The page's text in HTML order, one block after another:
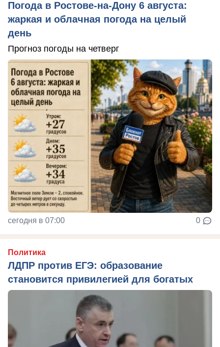
Погода в Ростове-на-Дону 6 августа:
жаркая и облачная погода на целый
день
Прогноз погоды на четверг
сегодня в 07:00 0
Политика
ЛДПР против ЕГЭ: образование
становится привилегией для богатых